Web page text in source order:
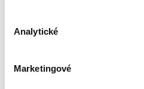
Analytické
Marketingové
The Watcher in the Shadows